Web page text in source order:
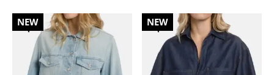
30%
NEW 30%
NEW